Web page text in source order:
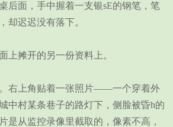
面，手中握着一支银sE的钢笔，笔
却迟迟没有落下。
摊开的另一份资料上。
上角贴着一张照片——一个穿着外
中村某条巷子的路灯下，侧脸被昏h的
是从监控录像里截取的，像素不高，